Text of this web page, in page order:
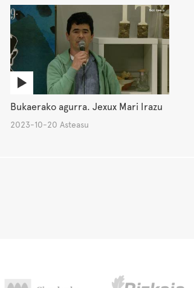
Bukaerako agurra. Jexux Mari Irazu
2023-10-20 Asteasu